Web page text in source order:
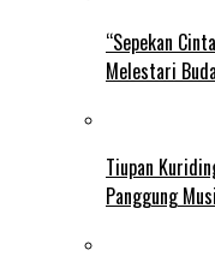
“Sepekan
Melestari
Tiupan
Panggung